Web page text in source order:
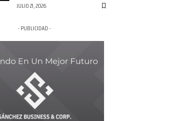
JULIO 21, 2026
- PUBLICIDAD -